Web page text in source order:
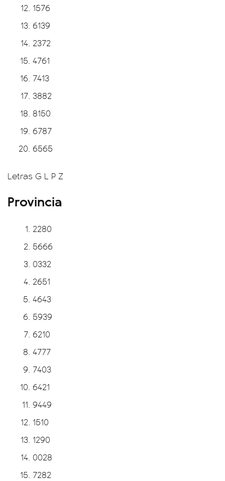
1576
6139
2372
4761
7413
3882
8150
6787
6565
Letras G L P Z
Provincia
2280
5666
0332
2651
4643
5939
6210
4777
7403
6421
9449
1510
1290
0028
7282